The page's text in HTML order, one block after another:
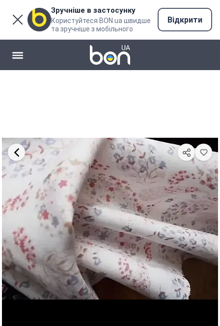
Зручніше в застосунку
Користуйтеся BON.ua швидше
та зручніше з мобільного
Відкрити